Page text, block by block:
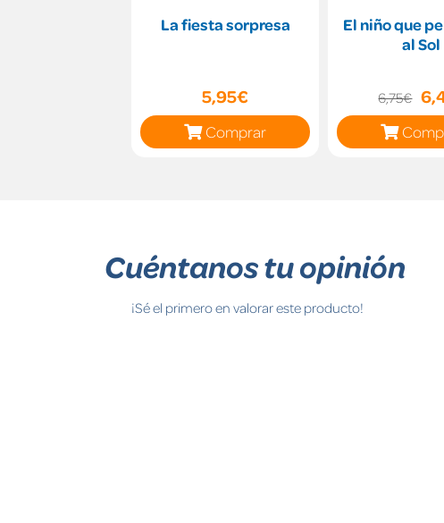
La fiesta sorpresa
5,95€
Comprar
El niño que
al Sol
6,75€
Cuéntanos tu opinión
¡Sé el primero en valorar este producto!